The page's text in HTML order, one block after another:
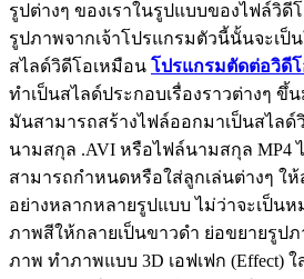
รูปต่างๆ ของเราในรูปแบบของไฟล์วิดี
รูปภาพจากเจ้าโปรแกรมตัวนี้นั้นจะเ
สไลด์วิดีโอเหมือน โปรแกรมตัดต่อวิดีโ
ทำเป็นสไลด์ประกอบเรื่องราวต่างๆ ขึ้
มันสามารถสร้างไฟล์ออกมาเป็นสไลด์
นามสกุล .AVI หรือไฟล์นามสกุล MP4
สามารถกำหนดหรือใส่ลูกเล่นต่างๆ ให้
อย่างหลากหลายรูปแบบ ไม่ว่าจะเป็น
ภาพสีให้กลายเป็นขาวดำ ย่อขยายรูปภ
ภาพ ทำภาพแบบ 3D เอฟเฟก (Effect)